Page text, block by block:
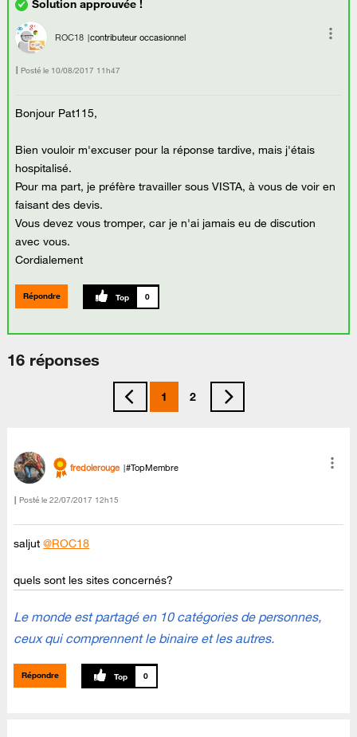
ROC18 contributeur occasionnel
Posté le ‎10/08/2017 11h47
Bonjour Pat115,
Bien vouloir m'excuser pour la réponse tardive, mais j'étais
hospitalisé.
Pour ma part, je préfère travailler sous VISTA, à vous de voir en
faisant des devis.
Vous devez vous tromper, car je n'ai jamais eu de discution
avec vous.
Cordialement
Répondre 0
16 réponses
1 2
fredolerouge #TopMembre
Posté le ‎22/07/2017 12h15
saljut@ROC18
quels sont les sites concernés?
Le monde est partagé en 10 catégories de personnes,
ceux qui comprennent le binaire et les autres.
Répondre 0